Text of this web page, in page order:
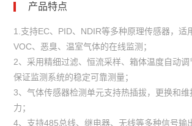
产品特点
1.支持EC、PID、NDIR等多种原理传感器，适
VOC、恶臭、温室气体的在线监测；
2、采用精细过滤、恒流采样、箱体温度自动调
保证监测系统的稳定可靠测量；
3、气体传感器检测单元支持热插拔，更换和维
力；
4、支持485总线、继电器、无线等多种信号输